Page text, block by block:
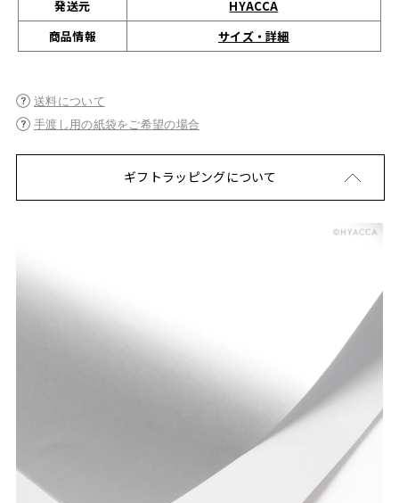
発送元
HYACCA
商品情報
サイズ・詳細
送料について
手渡し用の紙袋をご希望の場合
ギフトラッピングについて